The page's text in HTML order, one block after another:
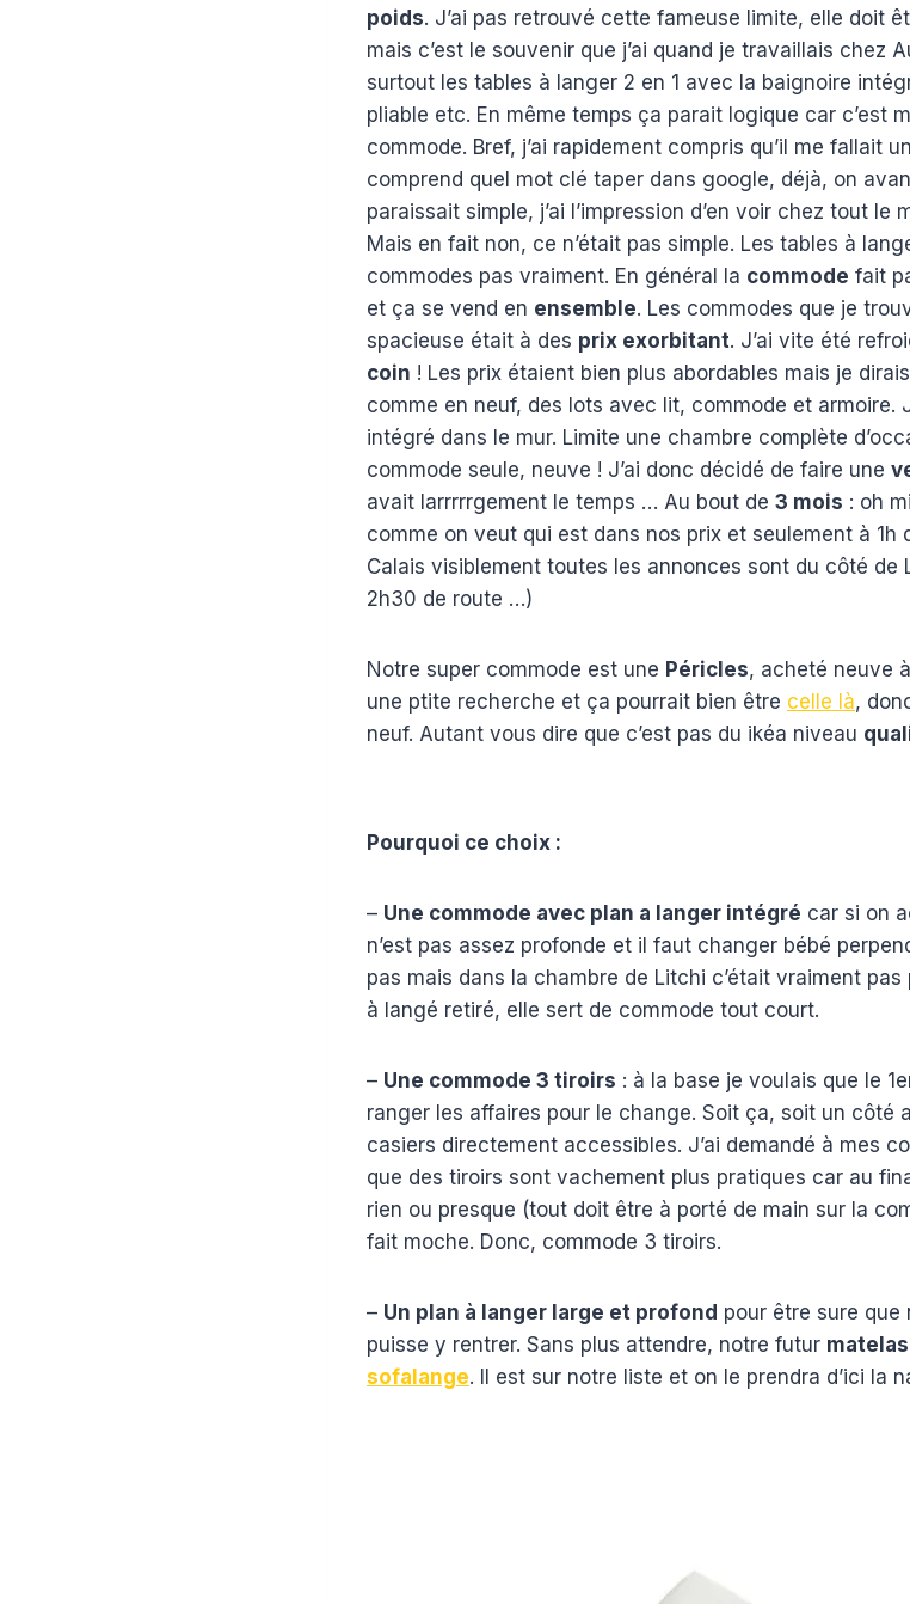
poids. J’ai pas retrouvé cette fameuse limite, elle doit
mais c’est le souvenir que j’ai quand je travaillais chez
surtout les tables à langer 2 en 1 avec la baignoire
pliable etc. En même temps ça parait logique car c’est
commode. Bref, j’ai rapidement compris qu’il me fallait
comprend quel mot clé taper dans google, déjà, on
paraissait simple, j’ai l’impression d’en voir chez tout le
Mais en fait non, ce n’était pas simple. Les tables à
commodes pas vraiment. En général la commode fait
et ça se vend en ensemble. Les commodes que je
spacieuse était à des prix exorbitant. J’ai vite été
coin ! Les prix étaient bien plus abordables mais je
comme en neuf, des lots avec lit, commode et armoire.
intégré dans le mur. Limite une chambre complète
commode seule, neuve ! J’ai donc décidé de faire une
avait larrrrrgement le temps … Au bout de 3 mois : oh
comme on veut qui est dans nos prix et seulement à 1h
Calais visiblement toutes les annonces sont du côté de
2h30 de route …)
Notre super commode est une Péricles, acheté neuve
une ptite recherche et ça pourrait bien être celle là,
neuf. Autant vous dire que c’est pas du ikéa niveau
Pourquoi ce choix :
– Une commode avec plan a langer intégré car si on
n’est pas assez profonde et il faut changer bébé
pas mais dans la chambre de Litchi c’était vraiment
à langé retiré, elle sert de commode tout court.
– Une commode 3 tiroirs : à la base je voulais que le
ranger les affaires pour le change. Soit ça, soit un côté
casiers directement accessibles. J’ai demandé à mes
que des tiroirs sont vachement plus pratiques car au
rien ou presque (tout doit être à porté de main sur la
fait moche. Donc, commode 3 tiroirs.
– Un plan à langer large et profond pour être sure que
puisse y rentrer. Sans plus attendre, notre futur
sofalange. Il est sur notre liste et on le prendra d’ici la